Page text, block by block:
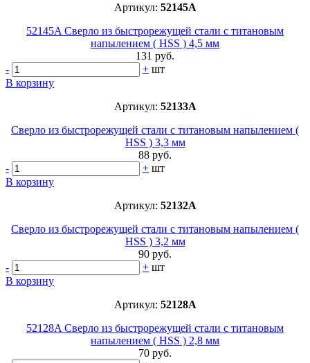
Артикул: 52145A
52145A Сверло из быстрорежущей стали с титановым
напылением ( HSS ) 4,5 мм
131 руб.
-
+ шт
В корзину
Артикул: 52133A
Сверло из быстрорежущей стали с титановым напылением (
HSS ) 3,3 мм
88 руб.
-
+ шт
В корзину
Артикул: 52132A
Сверло из быстрорежущей стали с титановым напылением (
HSS ) 3,2 мм
90 руб.
-
+ шт
В корзину
Артикул: 52128A
52128A Сверло из быстрорежущей стали с титановым
напылением ( HSS ) 2,8 мм
70 руб.